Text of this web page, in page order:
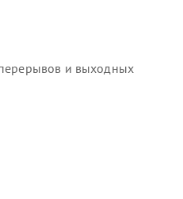
и выходных